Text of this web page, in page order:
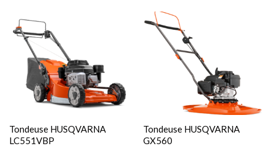
Tondeuse HUSQVARNA
LC551VBP
Tondeuse HUSQVARNA
GX560